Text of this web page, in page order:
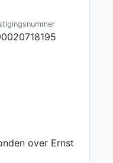
over Ernst